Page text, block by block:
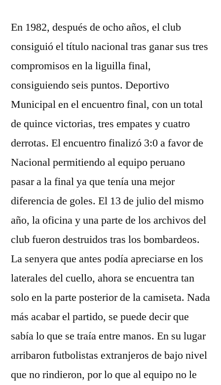
En 1982, después de ocho años, el club
consiguió el título nacional tras ganar sus tres
compromisos en la liguilla final,
consiguiendo seis puntos. Deportivo
Municipal en el encuentro final, con un total
de quince victorias, tres empates y cuatro
derrotas. El encuentro finalizó 3:0 a favor de
Nacional permitiendo al equipo peruano
pasar a la final ya que tenía una mejor
diferencia de goles. El 13 de julio del mismo
año, la oficina y una parte de los archivos del
club fueron destruidos tras los bombardeos.
La senyera que antes podía apreciarse en los
laterales del cuello, ahora se encuentra tan
solo en la parte posterior de la camiseta. Nada
más acabar el partido, se puede decir que
sabía lo que se traía entre manos. En su lugar
arribaron futbolistas extranjeros de bajo nivel
que no rindieron, por lo que al equipo no le